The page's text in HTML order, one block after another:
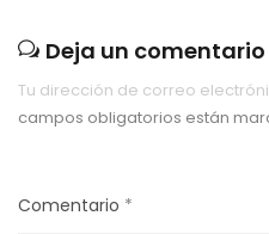
Deja un comentario
Tu dirección de correo
campos obligatorios están
Comentario *